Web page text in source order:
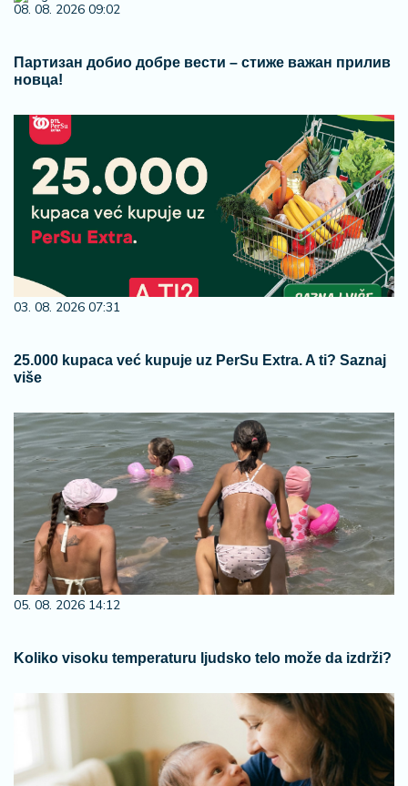
08. 08. 2026 09:02
Партизан добио добре вести – стиже важан прилив
новца!
03. 08. 2026 07:31
25.000 kupaca već kupuje uz PerSu Extra. A ti? Saznaj
više
05. 08. 2026 14:12
Koliko visoku temperaturu ljudsko telo može da izdrži?